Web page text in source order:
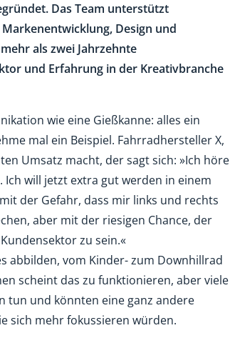
Das Team unterstützt
Design und
als zwei Jahrzehnte
und Erfahrung in der Kreativbranche
wie eine Gießkanne: alles ein
mal ein Beispiel. Fahrradhersteller X,
Umsatz macht, der sagt sich: »Ich höre
Ich will jetzt extra gut werden in einem
der Gefahr, dass mir links und rechts
aber mit der riesigen Chance, der
zu sein.«
abbilden, vom Kinder- zum Downhillrad
scheint das zu funktionieren, aber viele
tun und könnten eine ganz andere
sich mehr fokussieren würden.